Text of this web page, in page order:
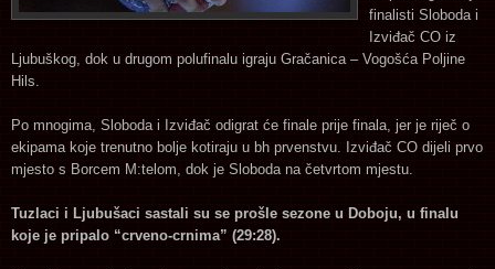
finalisti Sloboda i
Izviđač CO iz
Ljubuškog, dok u drugom polufinalu igraju Gračanica – Vogošća Poljine
Hils.
Po mnogima, Sloboda i Izviđač odigrat će finale prije finala, jer je riječ o
ekipama koje trenutno bolje kotiraju u bh prvenstvu. Izviđač CO dijeli prvo
mjesto s Borcem M:telom, dok je Sloboda na četvrtom mjestu.
Tuzlaci i Ljubušaci sastali su se prošle sezone u Doboju, u finalu
koje je pripalo “crveno-crnima” (29:28).